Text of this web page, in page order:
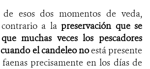
esos dos momentos de veda,
a la preservación que se
muchas veces los pescadores
el candeleo noestá presente
precisamente en los días de